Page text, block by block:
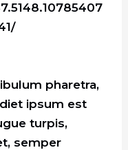
pharetra,
ipsum est
turpis,
semper